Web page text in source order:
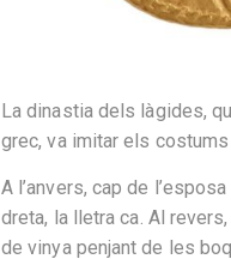
La dinastia dels làgides,
grec, va imitar els
A l’anvers, cap de
dreta, la lletra ca. Al
de vinya penjant de les